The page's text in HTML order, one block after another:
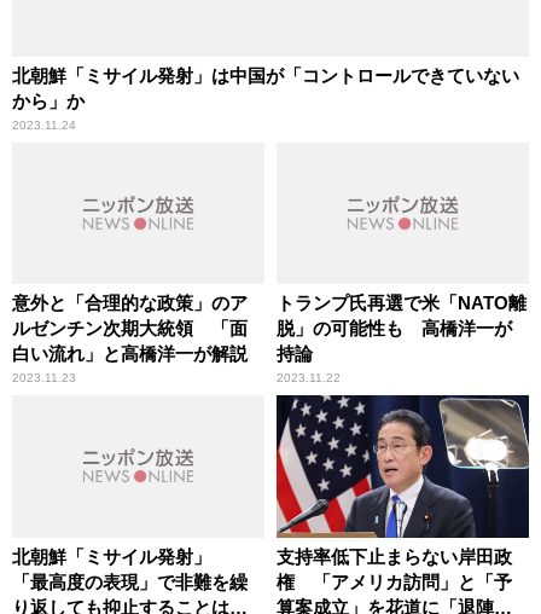
北朝鮮「ミサイル発射」は中国が「コントロールできていない
から」か
2023.11.24
意外と「合理的な政策」のア
ルゼンチン次期大統領 「面
白い流れ」と高橋洋一が解説
2023.11.23
トランプ氏再選で米「NATO離
脱」の可能性も 高橋洋一が
持論
2023.11.22
北朝鮮「ミサイル発射」
「最高度の表現」で非難を繰
り返しても抑止することはで
支持率低下止まらない岸田政
権 「アメリカ訪問」と「予
算案成立」を花道に「退陣」